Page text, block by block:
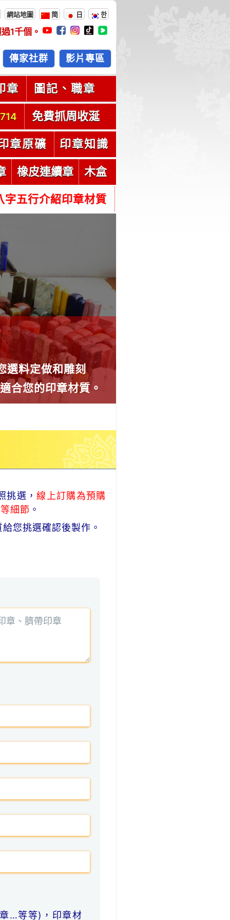
網站地圖 简 日 한
1千個。
傳家社群 影片專區
章 圖記、職章
免費抓周收涎
章原礦 印章知識
橡皮連續章 木盒
字五行介紹印章材質
選料定做和雕刻
合您的印章材質。
挑選，線上訂購為預購
細節 。
您挑選確認後製作。
…等等)，印章材